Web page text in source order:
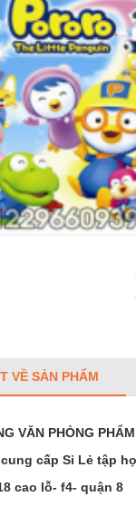
VỀ SẢN PHẨM
VĂN PHÒNG
cấp Sỉ Lẻ tập
cao lỗ- f4- quận 8